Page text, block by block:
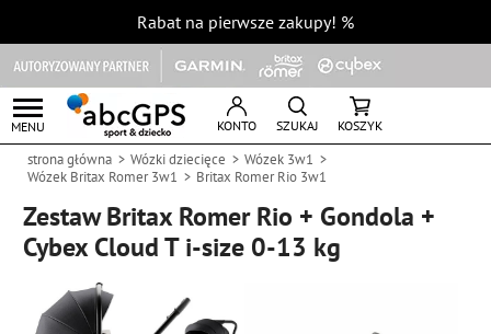
Rabat na pierwsze zakupy! %
MENU KONTO SZUKAJ KOSZYK
strona główna Wózki dziecięce
Wózek 3w1
Wózek Britax Romer 3w1
Britax Romer Rio 3w1
Zestaw Britax Romer Rio + Gondola +
Cybex Cloud T i-size 0-13 kg